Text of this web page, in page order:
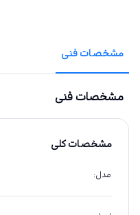
مشخصات فنی
مشخصات فنی
مشخصات کلی
مدل: